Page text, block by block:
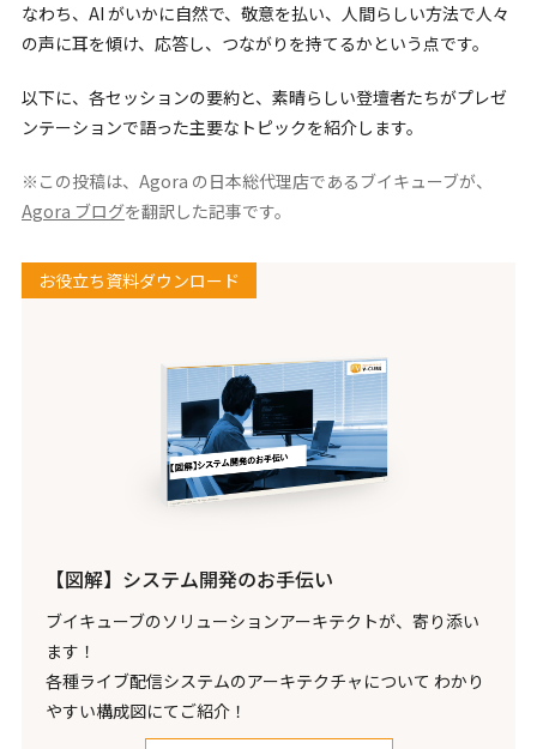
なわち、AI がいかに自然で、敬意を払い、人間らしい方法で人々
の声に耳を傾け、応答し、つながりを持てるかという点です。
以下に、各セッションの要約と、素晴らしい登壇者たちがプレゼ
ンテーションで語った主要なトピックを紹介します。
※この投稿は、Agora の日本総代理店であるブイキューブが、
Agora ブログを翻訳した記事です。
お役立ち資料ダウンロード
【図解】システム開発のお手伝い
ブイキューブのソリューションアーキテクトが、寄り添い
ます！
各種ライブ配信システムのアーキテクチャについて わかり
やすい構成図にてご紹介！